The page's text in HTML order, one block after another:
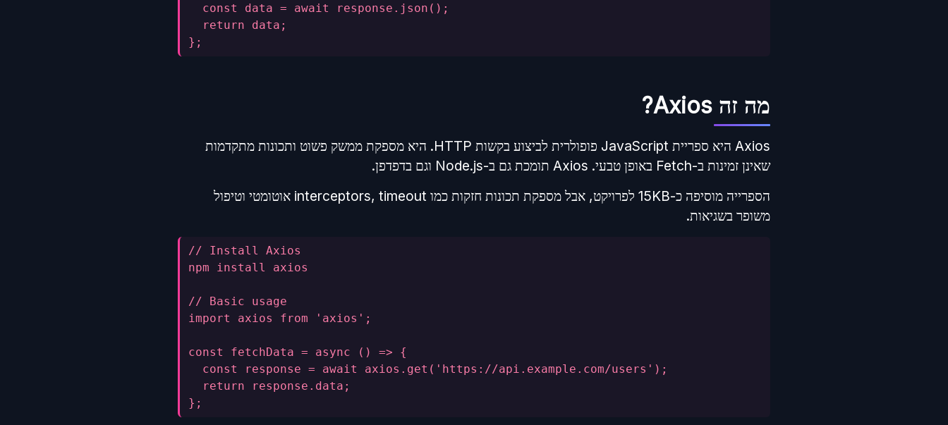
const data = await response.json();
return data;
};
מה זה Axios?
Axios היא ספריית JavaScript פופולרית לביצוע בקשות HTTP. היא מספקת ממשק פשוט ותכונות מתקדמות
שאינן זמינות ב-Fetch באופן טבעי. Axios תומכת גם ב-Node.js וגם בדפדפן.
הספרייה מוסיפה כ-15KB לפרויקט, אבל מספקת תכונות חזקות כמו interceptors, timeout אוטומטי וטיפול
משופר בשגיאות.
// Install Axios
npm install axios
// Basic usage
import axios from 'axios';
const fetchData = async () => {
const response = await axios.get('https://api.example.com/users');
return response.data;
};